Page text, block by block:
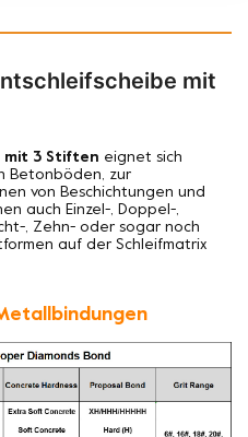
mit
mit 3 Stiften eignet sich
Betonböden, zur
von Beschichtungen und
auch Einzel-, Doppel-,
, Zehn- oder sogar noch
auf der Schleifmatrix